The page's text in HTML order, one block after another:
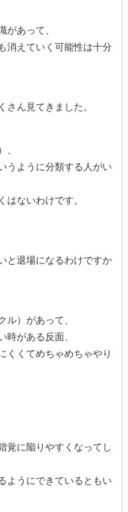
があって、
消えていく可能性は十分
さん見てきました。
、
うように分類する人がい
はないわけです。
と退場になるわけですか
ル）があって、
時がある反面、
くくてめちゃめちゃやり
覚に陥りやすくなってし
ようにできているともい